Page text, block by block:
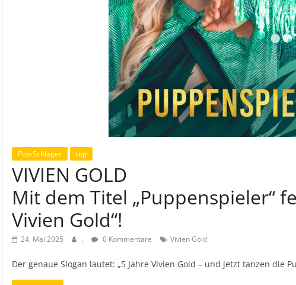
Pop-Schlager top
VIVIEN GOLD
Mit dem Titel „Puppenspieler“
Vivien Gold“!
24. Mai 2025 . 0 Kommentare Vivien Gold
Der genaue Slogan lautet: „5 Jahre Vivien Gold – und jetzt tanzen die